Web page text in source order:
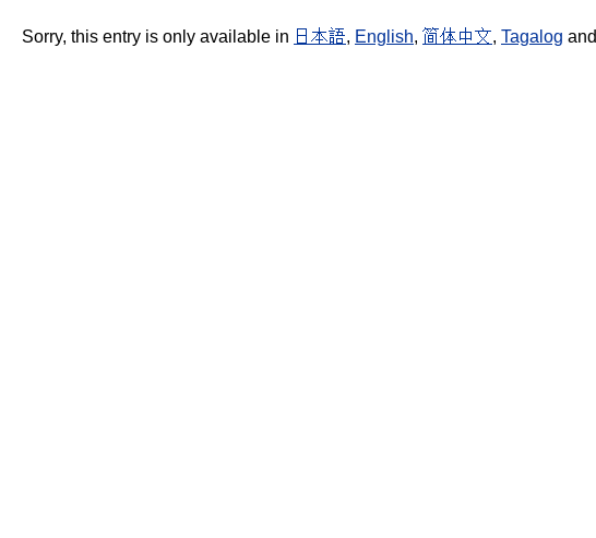
Sorry, this entry is only available in 日本語, English, 简体中文, Tagalog and